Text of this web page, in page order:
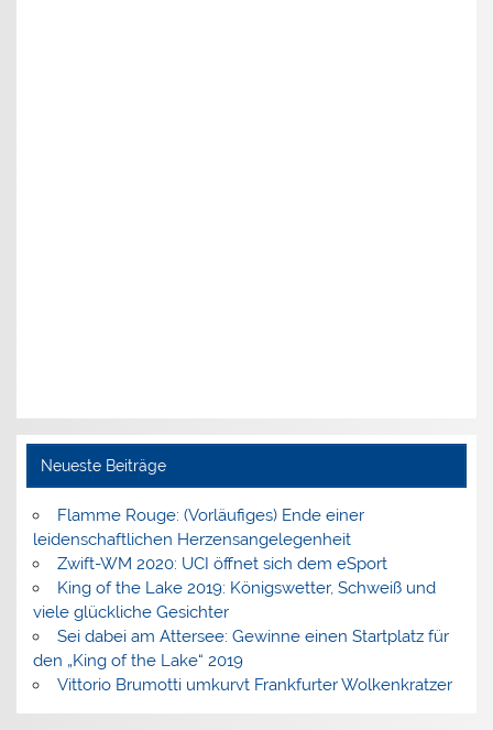
Neueste Beiträge
Flamme Rouge: (Vorläufiges) Ende einer
leidenschaftlichen Herzensangelegenheit
Zwift-WM 2020: UCI öffnet sich dem eSport
King of the Lake 2019: Königswetter, Schweiß und
viele glückliche Gesichter
Sei dabei am Attersee: Gewinne einen Startplatz für
den „King of the Lake“ 2019
Vittorio Brumotti umkurvt Frankfurter Wolkenkratzer